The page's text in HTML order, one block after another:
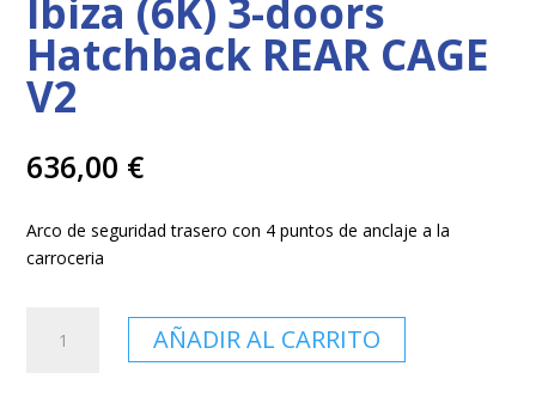
Ibiza (6K) 3-doors
Hatchback REAR CAGE
V2
636,00 €
Arco de seguridad trasero con 4 puntos de anclaje a la
carroceria
Trasero
AÑADIR AL CARRITO